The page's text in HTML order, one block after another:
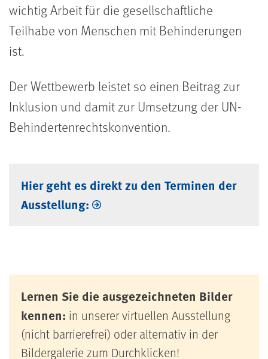
wichtig Arbeit für die gesellschaftliche
Teilhabe von Menschen mit Behinderungen
ist.
Der Wettbewerb leistet so einen Beitrag zur
Inklusion und damit zur Umsetzung der UN-
Behindertenrechtskonvention.
Hier geht es direkt zu den Terminen der
Ausstellung:
Lernen Sie die ausgezeichneten Bilder
kennen: in unserer virtuellen Ausstellung
(nicht barrierefrei) oder alternativ in der
Bildergalerie zum Durchklicken!